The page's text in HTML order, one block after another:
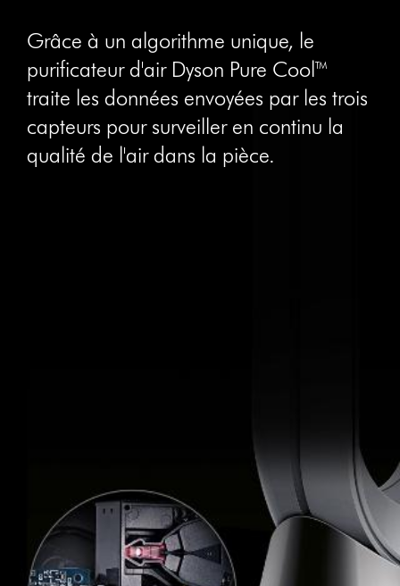
Grâce à un algorithme unique, le
purificateur d'air Dyson Pure Cool™
traite les données envoyées par les trois
capteurs pour surveiller en continu la
qualité de l'air dans la pièce.